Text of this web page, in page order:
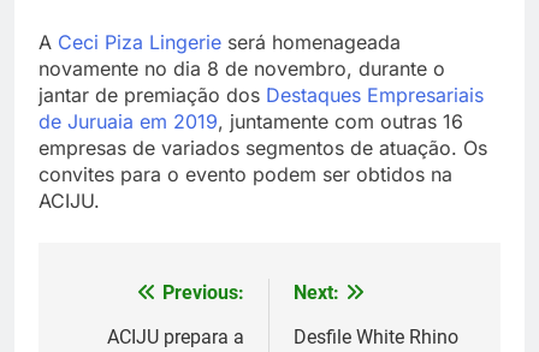
A Ceci Piza Lingerie será homenageada
novamente no dia 8 de novembro, durante o
jantar de premiação dos Destaques Empresariais
de Juruaia em 2019, juntamente com outras 16
empresas de variados segmentos de atuação. Os
convites para o evento podem ser obtidos na
ACIJU.
Navegação
Previous:
ACIJU prepara a
Next:
Desfile White Rhino